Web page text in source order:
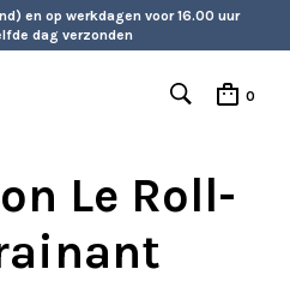
en op werkdagen voor 16.00 uur
dag verzonden
0
Le Roll-